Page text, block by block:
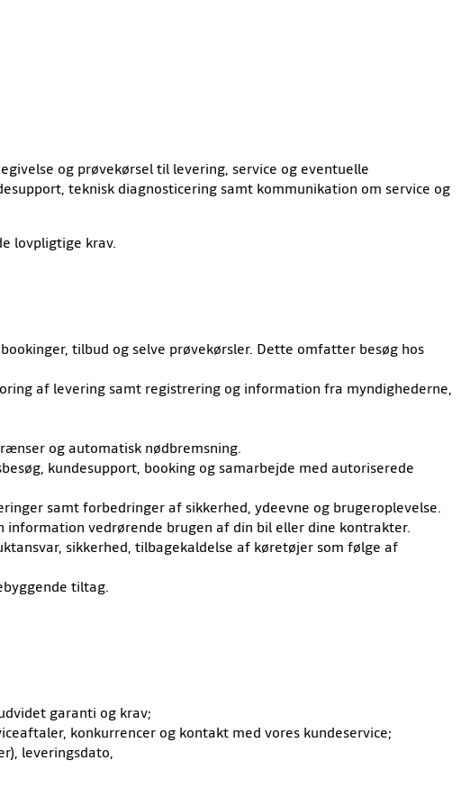
og prøvekørsel til levering, service og eventuelle
teknisk diagnosticering samt kommunikation om service og
lovpligtige krav.
tilbud og selve prøvekørsler. Dette omfatter besøg hos
af levering samt registrering og information fra myndighederne,
og automatisk nødbremsning.
kundesupport, booking og samarbejde med autoriserede
samt forbedringer af sikkerhed, ydeevne og brugeroplevelse.
information vedrørende brugen af din bil eller dine kontrakter.
sikkerhed, tilbagekaldelse af køretøjer som følge af
tiltag.
garanti og krav;
konkurrencer og kontakt med vores kundeservice;
leveringsdato,